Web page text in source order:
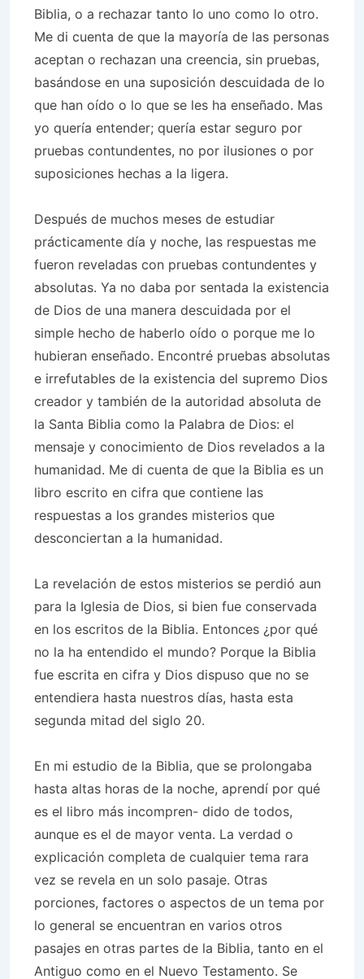
Biblia, o a rechazar tanto lo uno como lo otro.
Me di cuenta de que la mayoría de las personas
aceptan o rechazan una creencia, sin pruebas,
basándose en una suposición descuidada de lo
que han oído o lo que se les ha enseñado. Mas
yo quería entender; quería estar seguro por
pruebas contundentes, no por ilusiones o por
suposiciones hechas a la ligera.
Después de muchos meses de estudiar
prácticamente día y noche, las respuestas me
fueron reveladas con pruebas contundentes y
absolutas. Ya no daba por sentada la existencia
de Dios de una manera descuidada por el
simple hecho de haberlo oído o porque me lo
hubieran enseñado. Encontré pruebas absolutas
e irrefutables de la existencia del supremo Dios
creador y también de la autoridad absoluta de
la Santa Biblia como la Palabra de Dios: el
mensaje y conocimiento de Dios revelados a la
humanidad. Me di cuenta de que la Biblia es un
libro escrito en cifra que contiene las
respuestas a los grandes misterios que
desconciertan a la humanidad.
La revelación de estos misterios se perdió aun
para la Iglesia de Dios, si bien fue conservada
en los escritos de la Biblia. Entonces ¿por qué
no la ha entendido el mundo? Porque la Biblia
fue escrita en cifra y Dios dispuso que no se
entendiera hasta nuestros días, hasta esta
segunda mitad del siglo 20.
En mi estudio de la Biblia, que se prolongaba
hasta altas horas de la noche, aprendí por qué
es el libro más incompren- dido de todos,
aunque es el de mayor venta. La verdad o
explicación completa de cualquier tema rara
vez se revela en un solo pasaje. Otras
porciones, factores o aspectos de un tema por
lo general se encuentran en varios otros
pasajes en otras partes de la Biblia, tanto en el
Antiguo como en el Nuevo Testamento. Se